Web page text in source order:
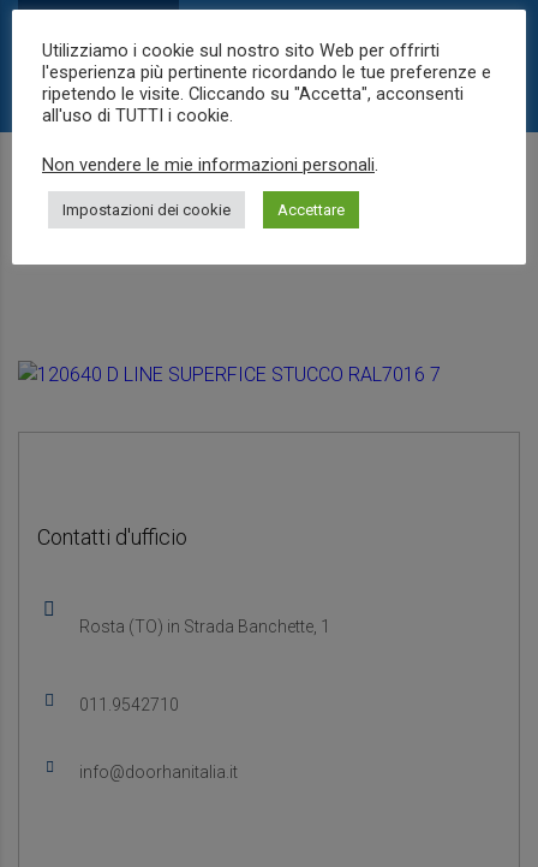
DoorHan Italia è una realtà giovane e dinamica, operativa già
Contatti d'ufficio
Rosta (TO) in Strada Banchette, 1
011.9542710
info@doorhanitalia.it
Utilizziamo i cookie sul nostro sito Web per offrirti
l'esperienza più pertinente ricordando le tue preferenze e
ripetendo le visite. Cliccando su "Accetta", acconsenti
all'uso di TUTTI i cookie.
Non vendere le mie informazioni personali.
Impostazioni dei cookie Accettare